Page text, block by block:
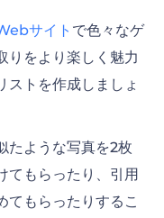
サイト で色々なゲ
りをより楽しく魅力
ストを作成しましょ
たような写真を2枚
てもらったり、引用
てもらったりするこ